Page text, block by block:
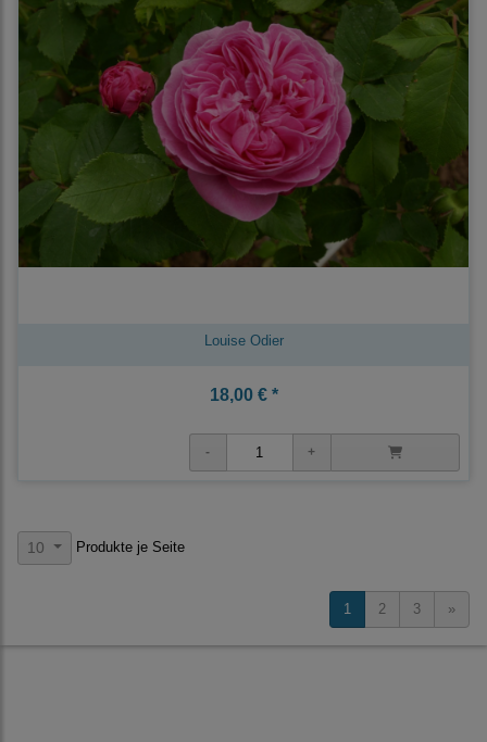
Louise Odier
18,00 € *
10 Produkte je Seite
1 2 3 »